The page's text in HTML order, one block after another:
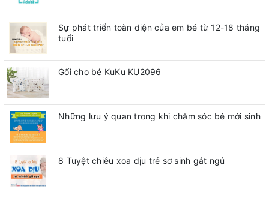
Sự phát triển toàn diện của em bé từ 12-18 tháng
tuổi
Gối cho bé KuKu KU2096
Những lưu ý quan trong khi chăm sóc bé mới sinh
8 Tuyệt chiêu xoa dịu trẻ sơ sinh gắt ngủ